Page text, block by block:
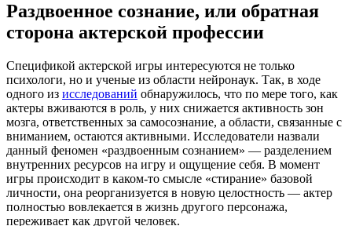
Раздвоенное сознание, или обратная
сторона актерской профессии
Спецификой актерской игры интересуются не только
психологи, но и ученые из области нейронаук. Так, в ходе
одного из исследований обнаружилось, что по мере того, как
актеры вживаются в роль, у них снижается активность зон
мозга, ответственных за самосознание, а области, связанные с
вниманием, остаются активными. Исследователи назвали
данный феномен «раздвоенным сознанием» — разделением
внутренних ресурсов на игру и ощущение себя. В момент
игры происходит в каком-то смысле «стирание» базовой
личности, она реорганизуется в новую целостность — актер
полностью вовлекается в жизнь другого персонажа,
переживает как другой человек.